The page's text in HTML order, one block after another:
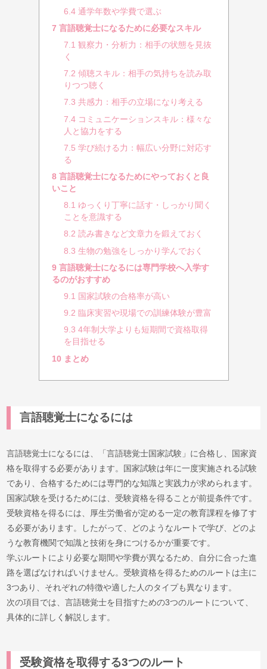
6.4 通学年数や学費で選ぶ
7 言語聴覚士になるために必要なスキル
7.1 観察力・分析力：相手の状態を見抜
く
7.2 傾聴スキル：相手の気持ちを読み取
りつつ聴く
7.3 共感力：相手の立場になり考える
7.4 コミュニケーションスキル：様々な
人と協力をする
7.5 学び続ける力：幅広い分野に対応す
る
8言語聴覚士になるためにやっておくと良
いこと
8.1 ゆっくり丁寧に話す・しっかり聞く
ことを意識する
8.2 読み書きなど文章力を鍛えておく
8.3 生物の勉強をしっかり学んでおく
9言語聴覚士になるには専門学校へ入学す
るのがおすすめ
9.1
国家試験の合格率が高い
9.2 臨床実習や現場での訓練体験が豊富
9.3 4年制大学よりも短期間で資格取得
を目指せる
10 まとめ
言語聴覚士になるには
言語聴覚士になるには、「言語聴覚士国家試験」に合格し、国家資
格を取得する必要があります。国家試験は年に一度実施される試験
であり、合格するためには専門的な知識と実践力が求められます。
国家試験を受けるためには、受験資格を得ることが前提条件です。
受験資格を得るには、厚生労働省が定める一定の教育課程を修了す
る必要があります。したがって、どのようなルートで学び、どのよ
うな教育機関で知識と技術を身につけるかが重要です。
学ぶルートにより必要な期間や学費が異なるため、自分に合った進
路を選ばなければいけません。受験資格を得るためのルートは主に
3つあり、それぞれの特徴や適した人のタイプも異なります。
次の項目では、言語聴覚士を目指すための3つのルートについて、
具体的に詳しく解説します。
受験資格を取得する3つのルート